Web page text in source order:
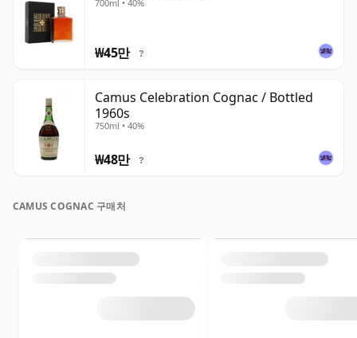
700ml • 40%
₩45만 ?
Camus Celebration Cognac / Bottled
1960s
750ml • 40%
₩48만 ?
CAMUS COGNAC 구매처